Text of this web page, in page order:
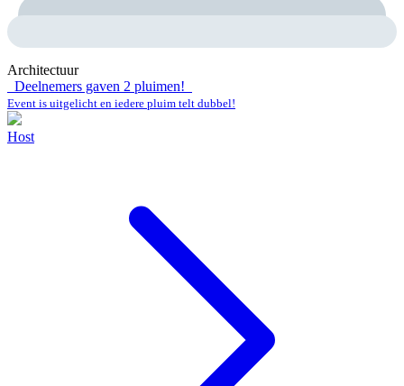
Architectuur
Deelnemers gaven 2 pluimen!
Event is uitgelicht en iedere pluim telt dubbel!
Host